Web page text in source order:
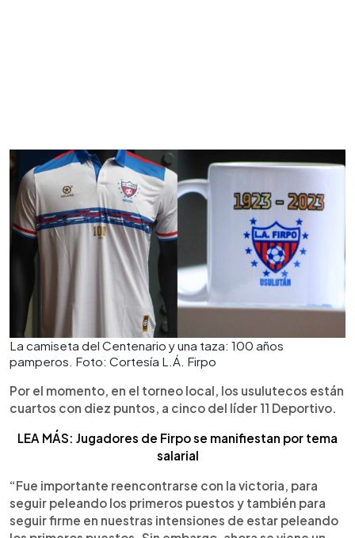
La camiseta del Centenario y una taza: 100 años
pamperos. Foto: Cortesía L.Á. Firpo
Por el momento, en el torneo local, los usulutecos están
cuartos con diez puntos, a cinco del líder 11 Deportivo.
LEA MÁS: Jugadores de Firpo se manifiestan por tema
salarial
“Fue importante reencontrarse con la victoria, para
seguir peleando los primeros puestos y también para
seguir firme en nuestras intensiones de estar peleando